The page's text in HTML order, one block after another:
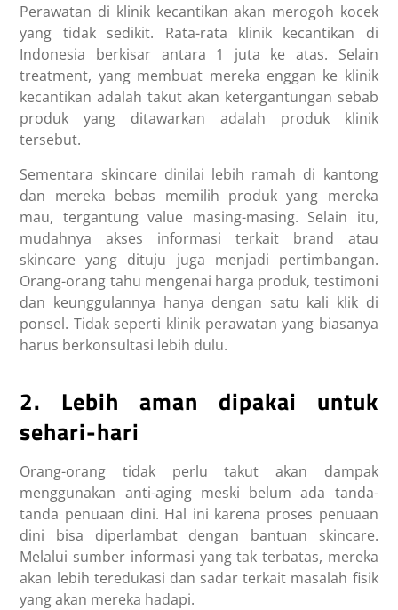
Perawatan di klinik kecantikan akan merogoh kocek
yang tidak sedikit. Rata-rata klinik kecantikan di
Indonesia berkisar antara 1 juta ke atas. Selain
treatment, yang membuat mereka enggan ke klinik
kecantikan adalah takut akan ketergantungan sebab
produk yang ditawarkan adalah produk klinik
tersebut.
Sementara skincare dinilai lebih ramah di kantong
dan mereka bebas memilih produk yang mereka
mau, tergantung value masing-masing. Selain itu,
mudahnya akses informasi terkait brand atau
skincare yang dituju juga menjadi pertimbangan.
Orang-orang tahu mengenai harga produk, testimoni
dan keunggulannya hanya dengan satu kali klik di
ponsel. Tidak seperti klinik perawatan yang biasanya
harus berkonsultasi lebih dulu.
2. Lebih aman dipakai untuk
sehari-hari
Orang-orang tidak perlu takut akan dampak
menggunakan anti-aging meski belum ada tanda-
tanda penuaan dini. Hal ini karena proses penuaan
dini bisa diperlambat dengan bantuan skincare.
Melalui sumber informasi yang tak terbatas, mereka
akan lebih teredukasi dan sadar terkait masalah fisik
yang akan mereka hadapi.